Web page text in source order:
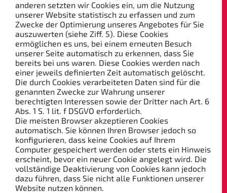
anderen setzten wir Cookies ein, um die Nutzung
unserer Website statistisch zu erfassen und zum
Zwecke der Optimierung unseres Angebotes für Sie
auszuwerten (siehe Ziff. 5). Diese Cookies
ermöglichen es uns, bei einem erneuten Besuch
unserer Seite automatisch zu erkennen, dass Sie
bereits bei uns waren. Diese Cookies werden nach
einer jeweils definierten Zeit automatisch gelöscht.
Die durch Cookies verarbeiteten Daten sind für die
genannten Zwecke zur Wahrung unserer
berechtigten Interessen sowie der Dritter nach Art. 6
Abs. 1 S. 1 lit. f DSGVO erforderlich.
Die meisten Browser akzeptieren Cookies
automatisch. Sie können Ihren Browser jedoch so
konfigurieren, dass keine Cookies auf Ihrem
Computer gespeichert werden oder stets ein Hinweis
erscheint, bevor ein neuer Cookie angelegt wird. Die
vollständige Deaktivierung von Cookies kann jedoch
dazu führen, dass Sie nicht alle Funktionen unserer
Website nutzen können.